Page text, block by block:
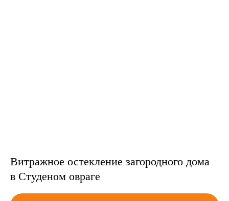
Витражное остекление загородного дома
в Студеном овраге